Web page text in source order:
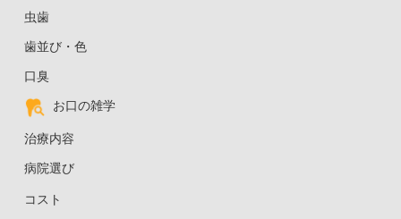
虫歯
歯並び・色
口臭
お口の雑学
治療内容
病院選び
コスト